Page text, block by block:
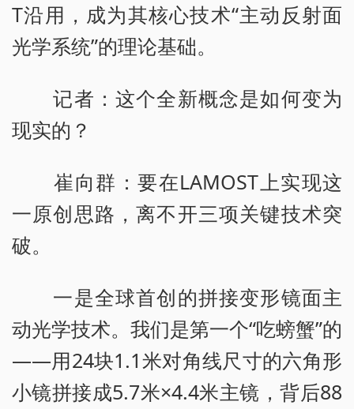
T沿用，成为其核心技术“主动反射面
光学系统”的理论基础。
记者：这个全新概念是如何变为
现实的？
崔向群：要在LAMOST上实现这
一原创思路，离不开三项关键技术突
破。
一是全球首创的拼接变形镜面主
动光学技术。我们是第一个“吃螃蟹”的
——用24块1.1米对角线尺寸的六角形
小镜拼接成5.7米×4.4米主镜，背后88